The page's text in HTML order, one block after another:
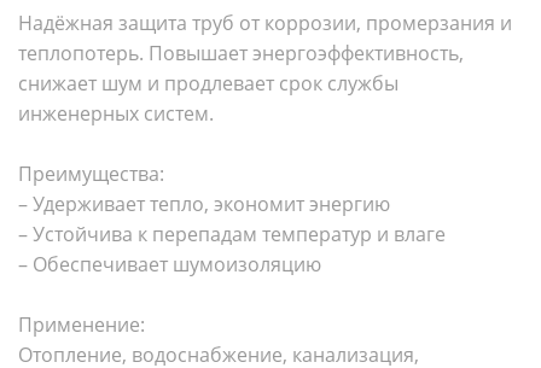
Надёжная защита труб от коррозии, промерзания и
теплопотерь. Повышает энергоэффективность,
снижает шум и продлевает срок службы
инженерных систем.
Преимущества:
– Удерживает тепло, экономит энергию
– Устойчива к перепадам температур и влаге
– Обеспечивает шумоизоляцию
Применение:
Отопление, водоснабжение, канализация,